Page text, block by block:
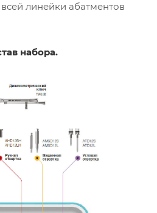
линейки абатментов
набора.